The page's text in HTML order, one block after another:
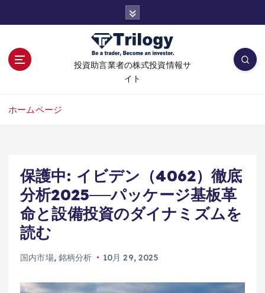
投資助言業者の株式投資情報サ
イト
ホームページ
保護中: イビデン（4062）徹底
分析2025──パッケージ基板革
命と設備投資のダイナミズムを
読む
国内市場, 銘柄分析 10月 29, 2025